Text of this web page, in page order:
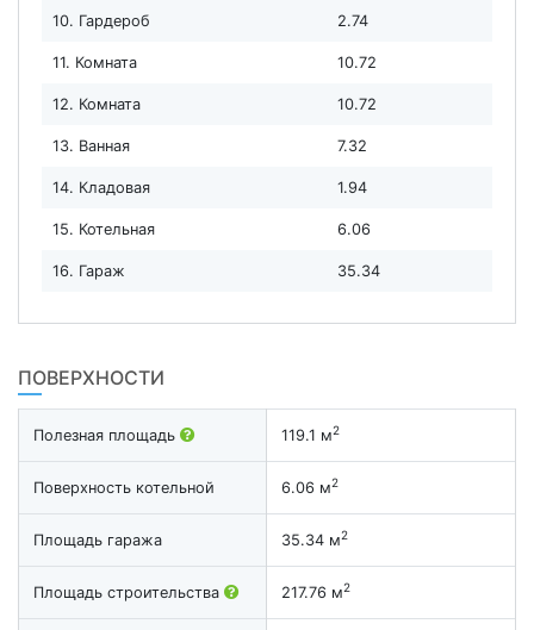
10. Гардероб 2.74
11. Комната 10.72
12. Комната 10.72
13. Ванная 7.32
14. Кладовая 1.94
15. Котельная 6.06
16. Гараж 35.34
ПОВЕРХНОСТИ
Полезная площадь 119.1 м2
Поверхность котельной 6.06 м2
Площадь гаража 35.34 м2
Площадь строительства 217.76 м2